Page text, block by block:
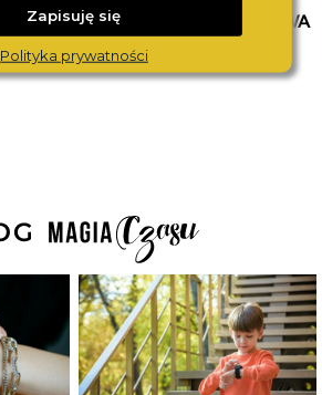
SWISS MILITARY HANOWA
SMWGH0000830
Zapisuję się
Polityka prywatności